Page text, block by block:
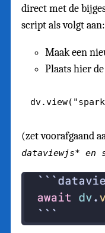
direct met de
script als volgt aan:
Maak een
Plaats hier
(zet voorafgaand
dataviewjs*